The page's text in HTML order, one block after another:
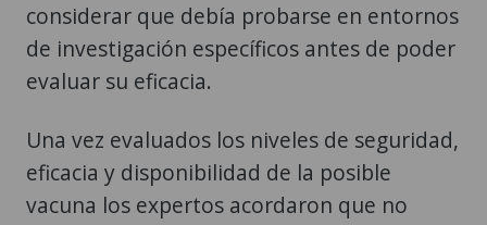
considerar que debía probarse en entornos
de investigación específicos antes de poder
evaluar su eficacia.
Una vez evaluados los niveles de seguridad,
eficacia y disponibilidad de la posible
vacuna los expertos acordaron que no